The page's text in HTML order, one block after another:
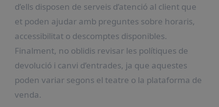
d’ells disposen de serveis d’atenció al client que
et poden ajudar amb preguntes sobre horaris,
accessibilitat o descomptes disponibles.
Finalment, no oblidis revisar les polítiques de
devolució i canvi d’entrades, ja que aquestes
poden variar segons el teatre o la plataforma de
venda.